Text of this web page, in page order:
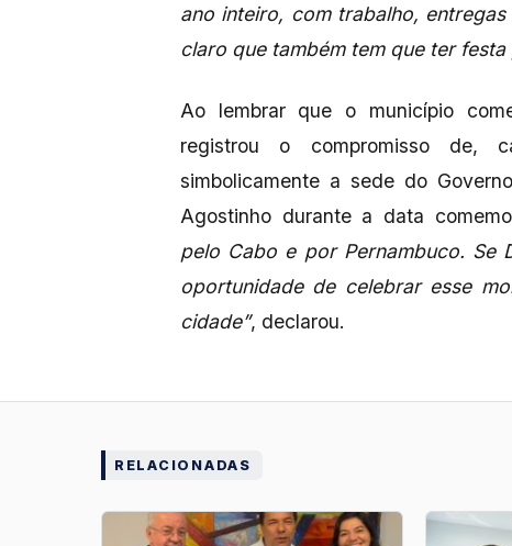
ano inteiro, com trabalho,
claro que também tem que ter
Ao lembrar que o município
registrou o compromisso de,
simbolicamente a sede do
Agostinho durante a data
pelo Cabo e por Pernambuco. Se
oportunidade de celebrar esse
cidade”, declarou.
RELACIONADAS